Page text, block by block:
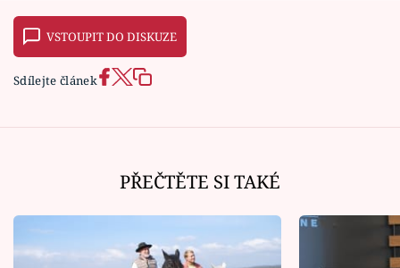
VSTOUPIT DO DISKUZE
Sdílejte článek
PŘEČTĚTE SI TAKÉ